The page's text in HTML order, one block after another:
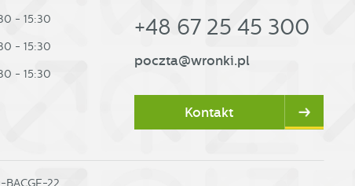
- 15:30
- 15:30
- 15:30
+48 67 25 45 300
poczta@wronki.pl
Kontakt
BACGE-22